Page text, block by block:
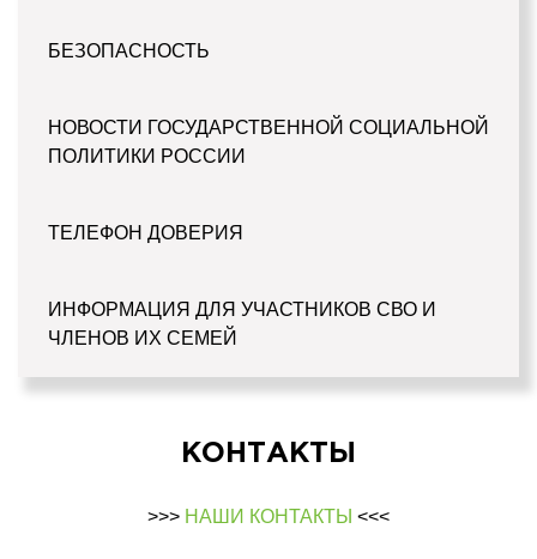
БЕЗОПАСНОСТЬ
НОВОСТИ ГОСУДАРСТВЕННОЙ СОЦИАЛЬНОЙ
ПОЛИТИКИ РОССИИ
ТЕЛЕФОН ДОВЕРИЯ
ИНФОРМАЦИЯ ДЛЯ УЧАСТНИКОВ СВО И
ЧЛЕНОВ ИХ СЕМЕЙ
КОНТАКТЫ
>>> НАШИ КОНТАКТЫ <<<